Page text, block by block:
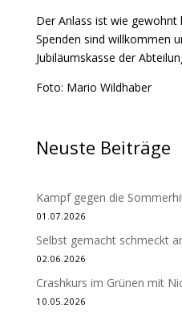
Der Anlass ist wie gewohnt
Spenden sind willkommen
Jubiläumskasse der
Foto: Mario Wildhaber
Neuste Beiträge
Kampf gegen die
01.07.2026
Selbst gemacht schmeckt
02.06.2026
Crashkurs im Grünen mit
10.05.2026